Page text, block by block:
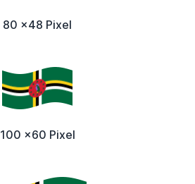
80 x48 Pixel
100 x60 Pixel